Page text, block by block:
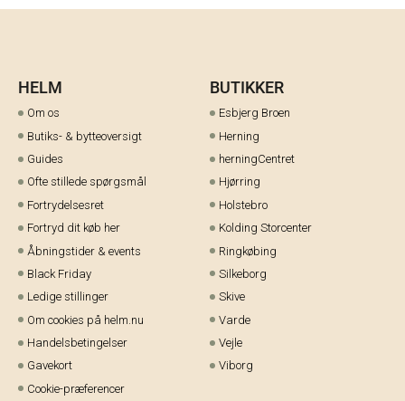
HELM
Om os
Butiks- & bytteoversigt
Guides
Ofte stillede spørgsmål
Fortrydelsesret
Fortryd dit køb her
Åbningstider & events
Black Friday
Ledige stillinger
Om cookies på helm.nu
Handelsbetingelser
Gavekort
Cookie-præferencer
BUTIKKER
Esbjerg Broen
Herning
herningCentret
Hjørring
Holstebro
Kolding Storcenter
Ringkøbing
Silkeborg
Skive
Varde
Vejle
Viborg